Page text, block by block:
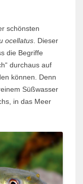
schönsten
ocellatus . Dieser
die Begriffe
durchaus auf
können. Denn
Süßwasser
in das Meer